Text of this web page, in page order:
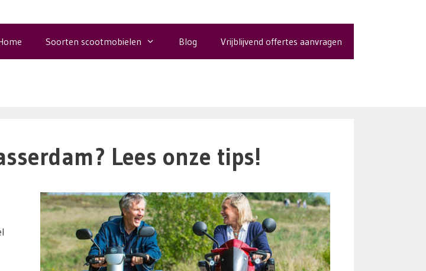
Soorten scootmobielen Blog Vrijblijvend offertes aanvragen
Lees onze tips!